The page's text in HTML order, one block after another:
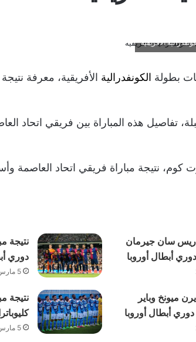
الأفريقية
بطولة الكونفدرالية الأفريقية، معرفة
تفاصيل هذه المباراة بين فريقي اتحاد
كوم، نتيجة مباراة فريقي اتحاد العاصمة
سان جيرمان
أبطال أوروبا
نتيجة
دوري
5 مارس، 2025
ميونخ وباير
أبطال أوروبا
نتيجة
5 مارس، 2025